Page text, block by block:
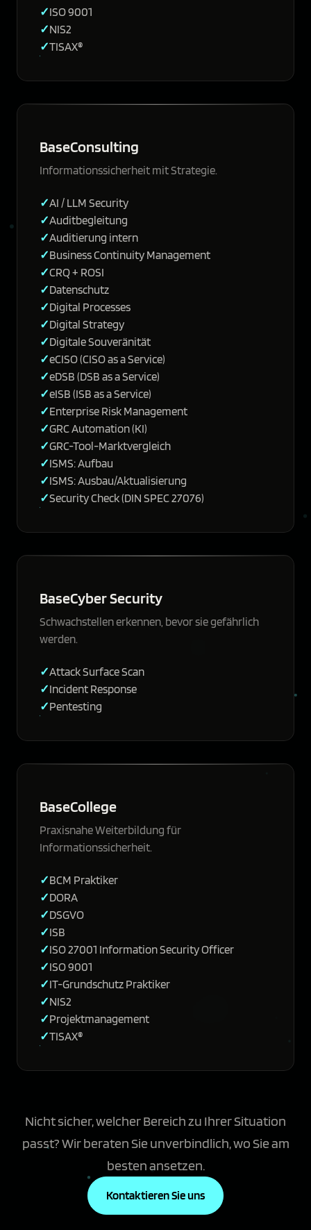
ISO 9001
NIS2
TISAX®
BaseConsulting
Informationssicherheit mit Strategie.
AI / LLM Security
Auditbegleitung
Auditierung intern
Business Continuity Management
CRQ + ROSI
Datenschutz
Digital Processes
Digital Strategy
Digitale Souveränität
eCISO (CISO as a Service)
eDSB (DSB as a Service)
eISB (ISB as a Service)
Enterprise Risk Management
GRC Automation (KI)
GRC-Tool-Marktvergleich
ISMS: Aufbau
ISMS: Ausbau/Aktualisierung
Security Check (DIN SPEC 27076)
BaseCyber Security
Schwachstellen erkennen, bevor sie gefährlich
werden.
Attack Surface Scan
Incident Response
Pentesting
BaseCollege
Praxisnahe Weiterbildung für
Informationssicherheit.
BCM Praktiker
DORA
DSGVO
ISB
ISO 27001 Information Security Officer
ISO 9001
IT-Grundschutz Praktiker
NIS2
Projektmanagement
TISAX®
Nicht sicher, welcher Bereich zu Ihrer Situation
passt? Wir beraten Sie unverbindlich, wo Sie am
besten ansetzen.
Kontaktieren Sie uns